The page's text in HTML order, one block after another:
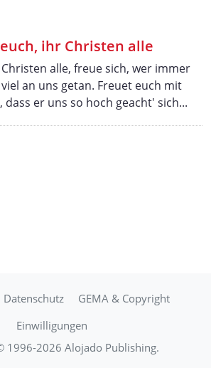
ihr Christen alle
alle, freue sich, wer immer
an uns getan. Freuet euch mit
dass er uns so hoch geacht' sich...
Datenschutz
GEMA & Copyright
Einwilligungen
1996-2026 Alojado Publishing.